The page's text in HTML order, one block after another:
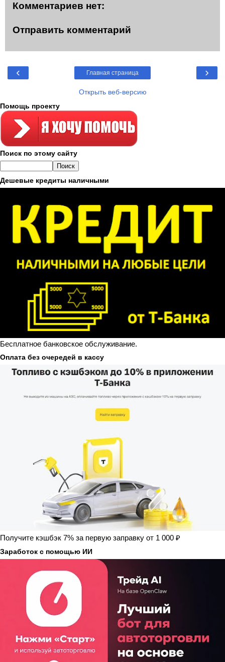
Комментариев нет:
Отправить комментарий
‹ ›
Главная страница
Открыть веб-версию
Помощь проекту
Поиск по этому сайту
Дешевые кредиты наличными
Бесплатное банковское обслуживание.
Оплата без очередей в кассу
Получите кэшбэк 7% за первую заправку от 1 000 ₽
Заработок с помощью ИИ